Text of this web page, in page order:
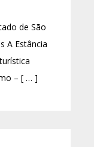
de São
A Estância
– [ … ]